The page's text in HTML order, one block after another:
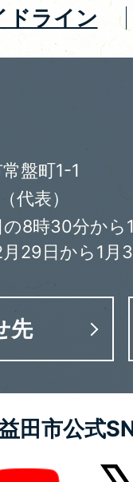
ドライン
盤町1-1
代表）
8時30分から
月29日から1月
先
田市公式
X